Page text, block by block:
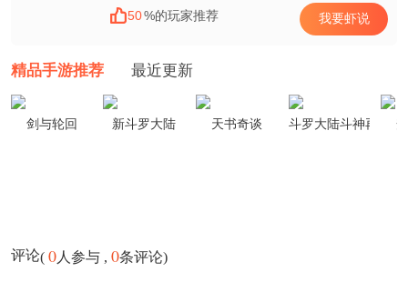
50%的玩家推荐 我要虾说
精品手游推荐 最近更新
剑与轮回 新斗罗大陆 天书奇谈 斗罗大陆斗神再临
评论( 0人参与 , 0条评论)